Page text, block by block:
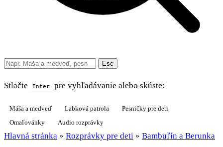
Esc
Stlačte Enter pre vyhľadávanie alebo skúste:
Máša a medveď Labková patrola
Pesničky pre deti
Omaľovánky
Audio rozprávky
Hlavná stránka » Rozprávky pre deti » Bambuľín a Berunka